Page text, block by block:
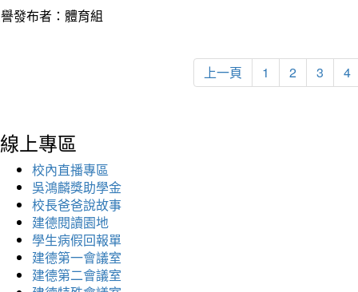
發布者：體育組
上一頁 1 2 3 4
線上專區
校內直播專區
吳鴻麟獎助學金
校長爸爸說故事
建德閱讀園地
學生病假回報單
建德第一會議室
建德第二會議室